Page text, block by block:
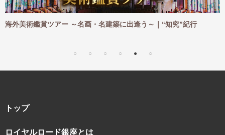
名画・名建築に出逢う～｜“知究”紀行
海外ハイキングツアー
トップ
ロイヤルロード銀座とは